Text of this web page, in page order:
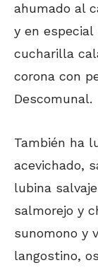
ahumado al
y en especial
cucharilla
corona con
Descomunal.
También ha
acevichado,
lubina
salmorejo y
sunomono y
langostino,